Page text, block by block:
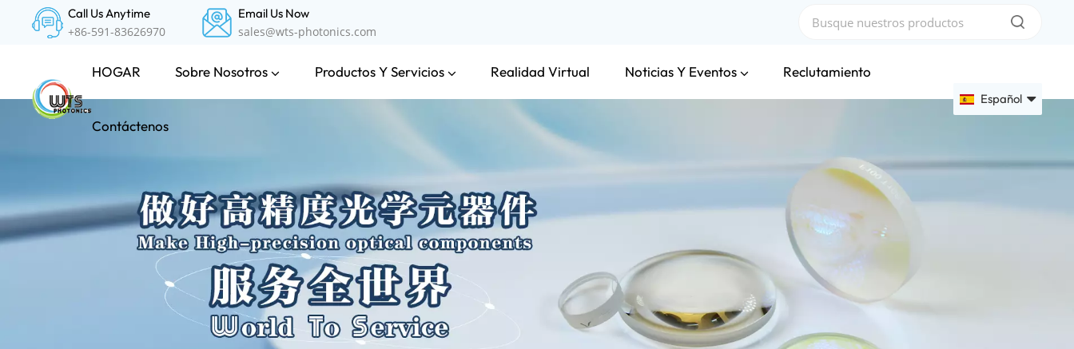
Call Us Anytime
+86-591-83626970
Email Us Now
sales@wts-photonics.com
HOGAR Sobre Nosotros Productos Y Servicios Realidad Virtual Noticias Y Eventos Reclutamiento
Contáctenos
Español
English
Français